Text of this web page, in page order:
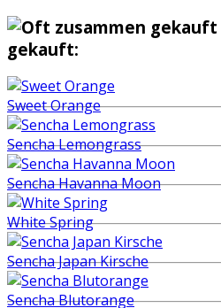
gekauft:
Sweet Orange
Sencha Lemongrass
Sencha Havanna Moon
White Spring
Sencha Japan Kirsche
Sencha Blutorange